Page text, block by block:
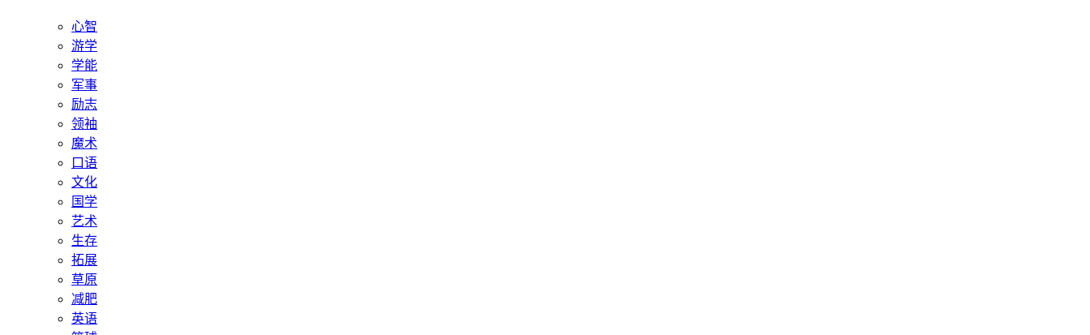
心智
游学
学能
军事
励志
领袖
魔术
口语
文化
国学
艺术
生存
拓展
草原
减肥
英语